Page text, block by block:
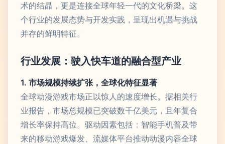
术的结晶，更是连接全球年轻一代的文化桥梁。这
个行业的发展态势与开发实践，呈现出机遇与挑战
并存的鲜明特征。
行业发展：驶入快车道的融合型产业
1. 市场规模持续扩张，全球化特征显著
全球动漫游戏市场正以惊人的速度增长。据相关行
业报告，市场总规模已突破数千亿美元，且年复合
增长率保持高位。驱动因素包括：智能手机普及带
来的移动游戏爆发、流媒体平台推动动漫内容全球